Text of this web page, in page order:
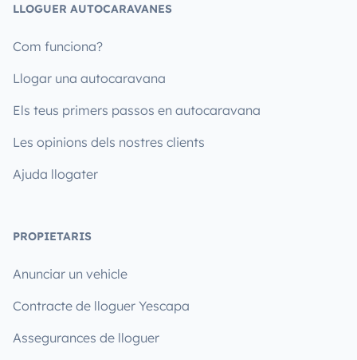
LLOGUER AUTOCARAVANES
Com funciona?
Llogar una autocaravana
Els teus primers passos en autocaravana
Les opinions dels nostres clients
Ajuda llogater
PROPIETARIS
Anunciar un vehicle
Contracte de lloguer Yescapa
Assegurances de lloguer